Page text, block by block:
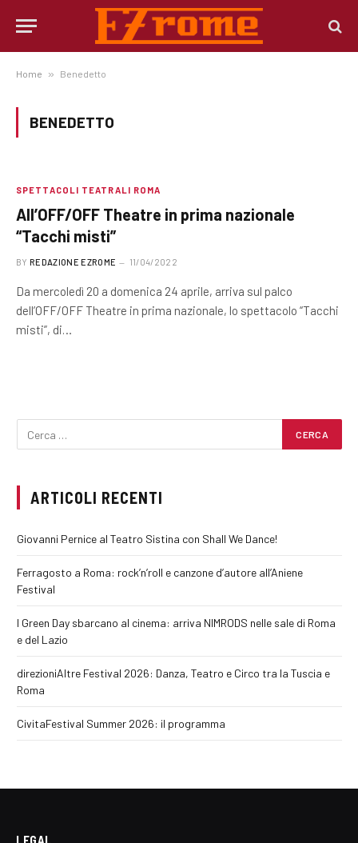
Home » Benedetto
BENEDETTO
SPETTACOLI TEATRALI ROMA
All’OFF/OFF Theatre in prima nazionale
“Tacchi misti”
BY REDAZIONE EZROME 11/04/2022
Da mercoledì 20 a domenica 24 aprile, arriva sul palco
dell’OFF/OFF Theatre in prima nazionale, lo spettacolo “Tacchi
misti”, di…
ARTICOLI RECENTI
Giovanni Pernice al Teatro Sistina con Shall We Dance!
Ferragosto a Roma: rock’n’roll e canzone d’autore all’Aniene
Festival
I Green Day sbarcano al cinema: arriva NIMRODS nelle sale di Roma
e del Lazio
direzioniAltre Festival 2026: Danza, Teatro e Circo tra la Tuscia e
Roma
CivitaFestival Summer 2026: il programma
LEGAL